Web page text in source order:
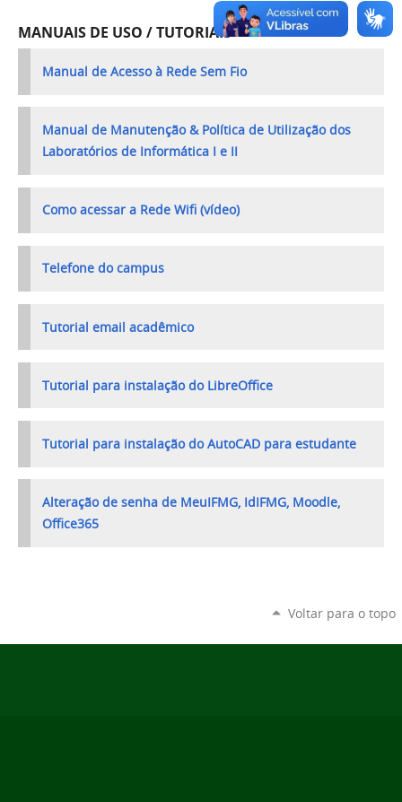
MANUAIS DE USO / TUTORIAIS
Manual de Acesso à Rede Sem Fio
Manual de Manutenção & Política de Utilização dos
Laboratórios de Informática I e II
Como acessar a Rede Wifi (vídeo)
Telefone do campus
Tutorial email acadêmico
Tutorial para instalação do LibreOffice
Tutorial para instalação doAutoCAD para estudante
Alteração de senha de MeuIFMG, IdIFMG, Moodle,
Office365
Voltar para o topo